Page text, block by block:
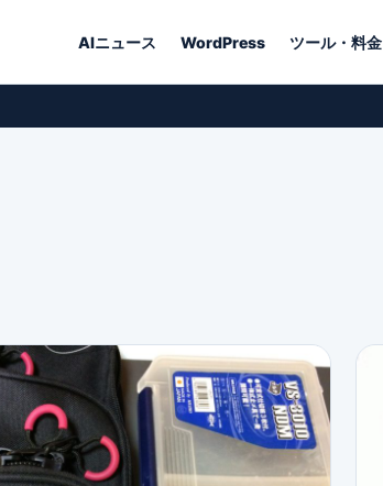
AIニュース WordPress ツール・料金